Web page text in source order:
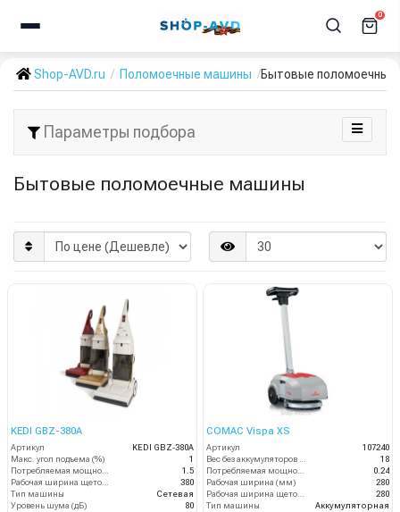
0
Shop-AVD.ru Поломоечные машины Бытовые
Параметры подбора
Бытовые поломоечные машины
KEDI GBZ-380A
Артикул
KEDI GBZ-380A
Макс. угол подъема (%)
1
1.5
380
Тип машины
Сетевая
Уровень шума (дБ)
80
COMAC Vispa XS
Артикул
107240
18
0.24
Рабочая ширина (мм)
280
280
Тип машины
Аккумуляторная